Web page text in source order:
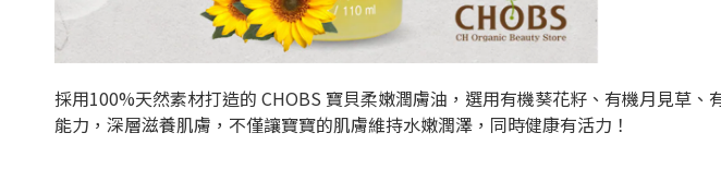
採用100%天然素材打造的 CHOBS 寶貝柔嫩潤膚油，選用有機葵花籽、有機月見草
能力，深層滋養肌膚，不僅讓寶寶的肌膚維持水嫩潤澤，同時健康有活力！